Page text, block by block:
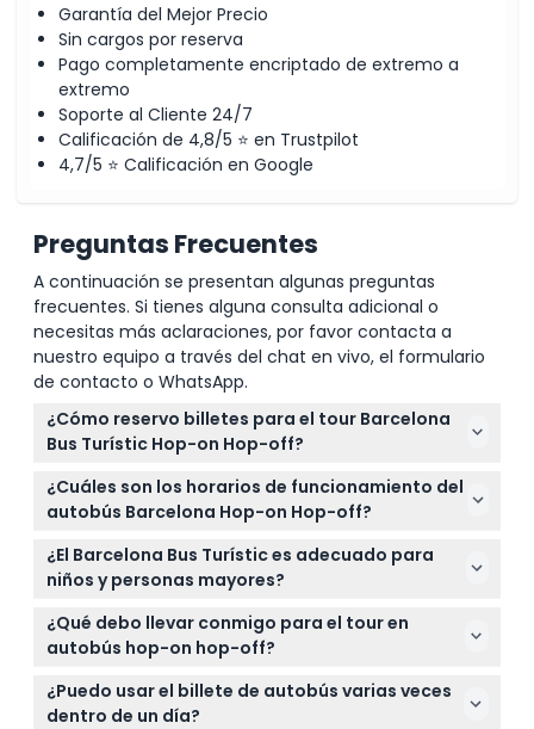
Garantía del Mejor Precio
Sin cargos por reserva
Pago completamente encriptado de extremo a
extremo
Soporte al Cliente 24/7
Calificación de 4,8/5 ⭐ en Trustpilot
4,7/5 ⭐ Calificación en Google
Preguntas Frecuentes
A continuación se presentan algunas preguntas
frecuentes. Si tienes alguna consulta adicional o
necesitas más aclaraciones, por favor contacta a
nuestro equipo a través del chat en vivo, el formulario
de contacto o WhatsApp.
¿Cómo reservo billetes para el tour Barcelona
Bus Turístic Hop-on Hop-off?
Puedes reservar tus billetes fácilmente en línea
aquí mismo en este sitio web. Solo selecciona la
fecha y el tipo de billete preferidos para una
experiencia de reserva sin problemas.
¿Cuáles son los horarios de funcionamiento del
autobús Barcelona Hop-on Hop-off?
El autobús funciona diariamente de 9:00 AM a 7:00
PM, excepto el 1 de enero y el 25 de diciembre
cuando está cerrado (sujeto a cambios — por favor
confirma al momento de reservar).
¿El Barcelona Bus Turístic es adecuado para
niños y personas mayores?
¡Sí! Los niños de 0 a 3 años viajan gratis, mientras
que los niños de 4 a 12 años y personas mayores
pueden disfrutar de precios de billetes con
descuento. Cualquier persona de 13 años o más
paga la tarifa de adulto.
¿Qué debo llevar conmigo para el tour en
autobús hop-on hop-off?
Lleva zapatos cómodos para explorar las paradas,
una cámara para capturar los paisajes, y quizás
¿Puedo usar el billete de autobús varias veces
dentro de un día?